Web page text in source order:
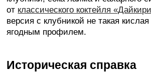
от классического коктейля
версия с клубникой не такая
ягодным профилем.
Историческая справка